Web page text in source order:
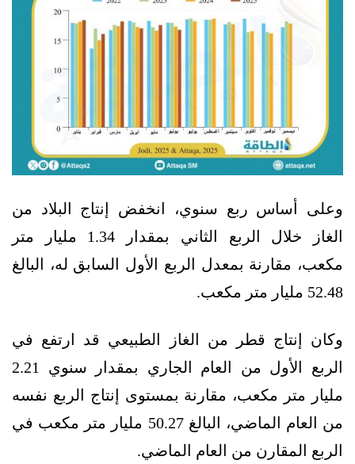
وعلى أساس ربع سنوي، انخفض إنتاج البلاد من
الغاز خلال الربع الثاني بمقدار 1.34 مليار متر
مكعب، مقارنة بمعدل الربع الأول السابق له، البالغ
52.48 مليار متر مكعب.
وكان إنتاج قطر من الغاز الطبيعي قد ارتفع في
الربع الأول من العام الجاري بمقدار سنوي 2.21
مليار متر مكعب، مقارنة بمستوى إنتاج الربع نفسه
من العام الماضي، البالغ 50.27 مليار متر مكعب في
الربع المقارن من العام الماضي.